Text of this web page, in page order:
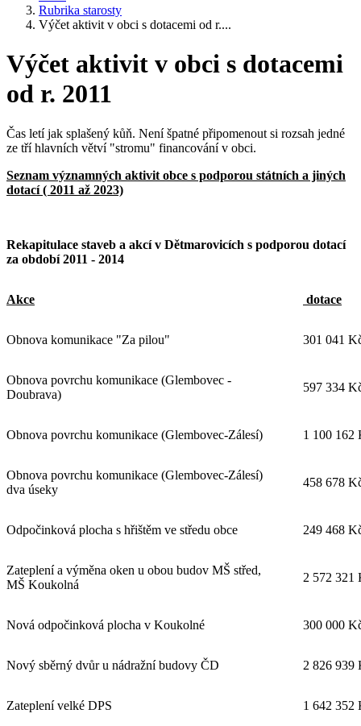
Rubrika starosty
Výčet aktivit v obci s dotacemi od r....
Výčet aktivit v obci s dotacemi
od r. 2011
Čas letí jak splašený kůň. Není špatné připomenout si rozsah jedné
ze tří hlavních větví "stromu" financování v obci.
Seznam významných aktivit obce s podporou státních a jiných
dotací ( 2011 až 2023)
Rekapitulace staveb a akcí v Dětmarovicích s podporou dotací
za období 2011 - 2014
Akce dotace
Obnova komunikace "Za pilou" 301 041
Obnova povrchu komunikace (Glembovec -
Doubrava)
597 334
Obnova povrchu komunikace (Glembovec-Zálesí) 1 100 162
Obnova povrchu komunikace (Glembovec-Zálesí)
dva úseky
458 678
Odpočinková plocha s hřištěm ve středu obce 249 468
Zateplení a výměna oken u obou budov MŠ střed,
MŠ Koukolná
2 572 321
Nová odpočinková plocha v Koukolné 300 000
Nový sběrný dvůr u nádražní budovy ČD 2 826 939
Zateplení velké DPS 1 642 352